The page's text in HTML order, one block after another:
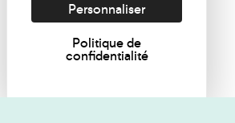
Personnaliser
Politique de
confidentialité